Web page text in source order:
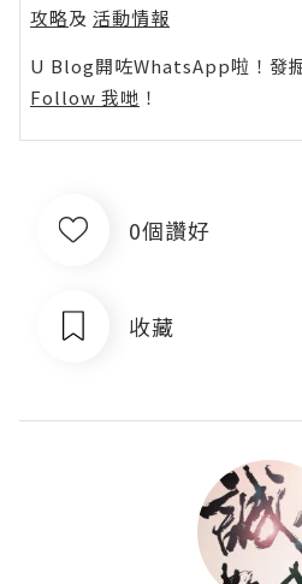
攻略及 活動情報
U Blog開咗WhatsApp啦！發
Follow 我哋 ！
0個讚好
收藏